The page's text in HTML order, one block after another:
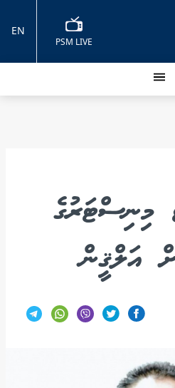
PSM LIVE
EN
މިނިސްޓަރުގެ
އަލްޤީން